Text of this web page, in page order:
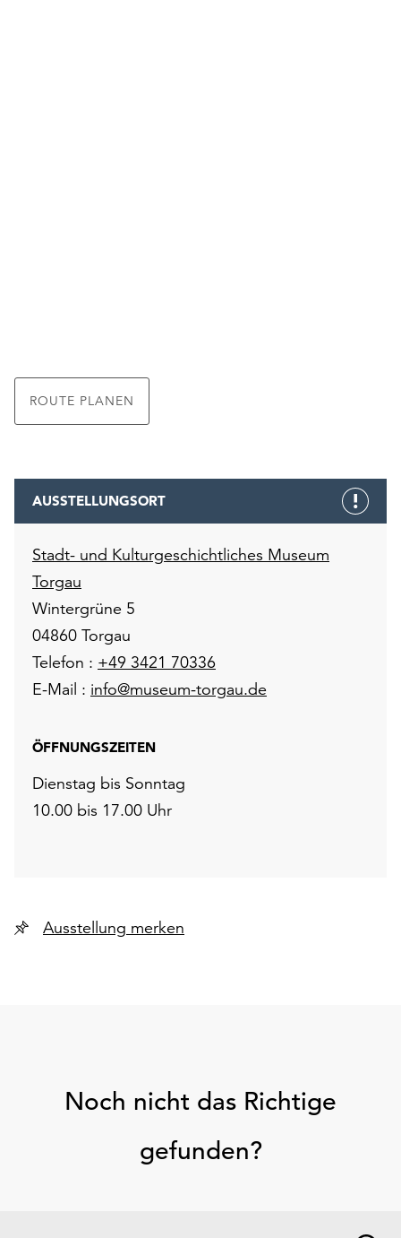
ROUTE PLANEN
AUSSTELLUNGSORT
Stadt- und Kulturgeschichtliches Museum
Torgau
Wintergrüne 5
04860 Torgau
Telefon : +49 3421 70336
E-Mail : info@museum-torgau.de
ÖFFNUNGSZEITEN
Dienstag bis Sonntag
10.00 bis 17.00 Uhr
Ausstellung merken
Noch nicht das Richtige
gefunden?